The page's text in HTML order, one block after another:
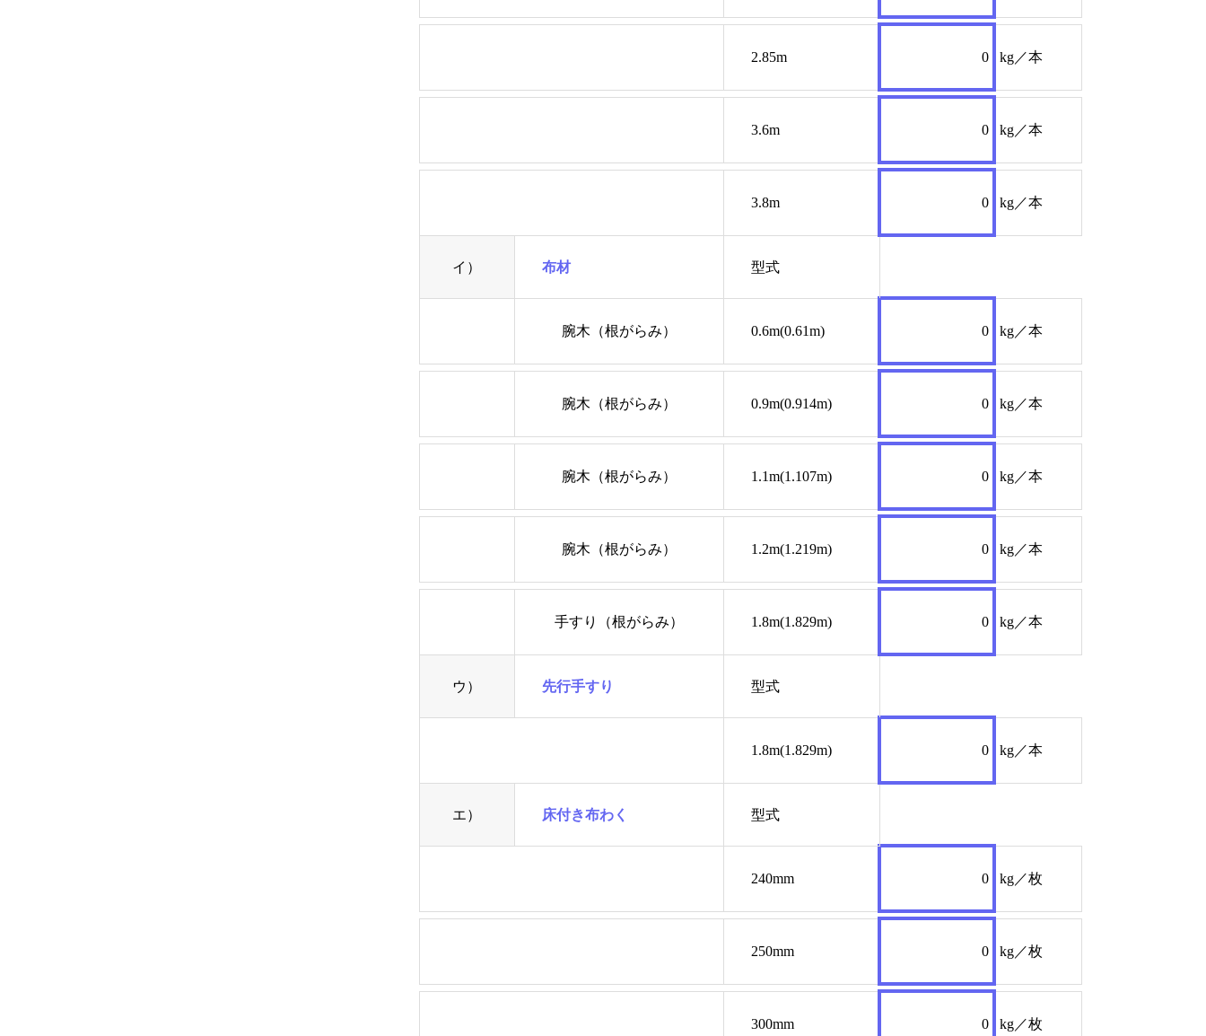
2.85m 0 kg／本
3.6m 0 kg／本
3.8m 0 kg／本
イ） 布材 型式
腕木（根がらみ） 0.6m(0.61m) 0 kg／本
腕木（根がらみ） 0.9m(0.914m) 0 kg／本
腕木（根がらみ） 1.1m(1.107m) 0 kg／本
腕木（根がらみ） 1.2m(1.219m) 0 kg／本
手すり（根がらみ） 1.8m(1.829m) 0 kg／本
ウ） 先行手すり 型式
1.8m(1.829m) 0 kg／本
エ） 床付き布わく 型式
240mm 0 kg／枚
250mm 0 kg／枚
300mm 0 kg／枚